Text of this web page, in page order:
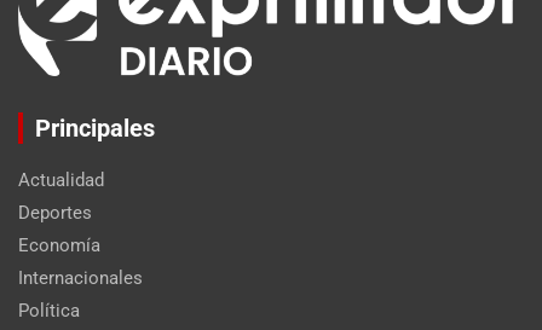
Principales
Actualidad
Deportes
Economía
Internacionales
Política